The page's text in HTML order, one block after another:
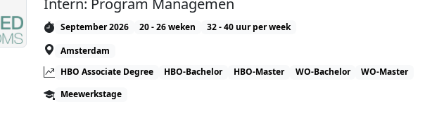
Intern: Program Managemen
September 2026 20 - 26 weken
32 - 40 uur per week
Amsterdam
HBO Associate Degree
HBO-Bachelor HBO-Master WO-Bachelor
WO-Master
Meewerkstage